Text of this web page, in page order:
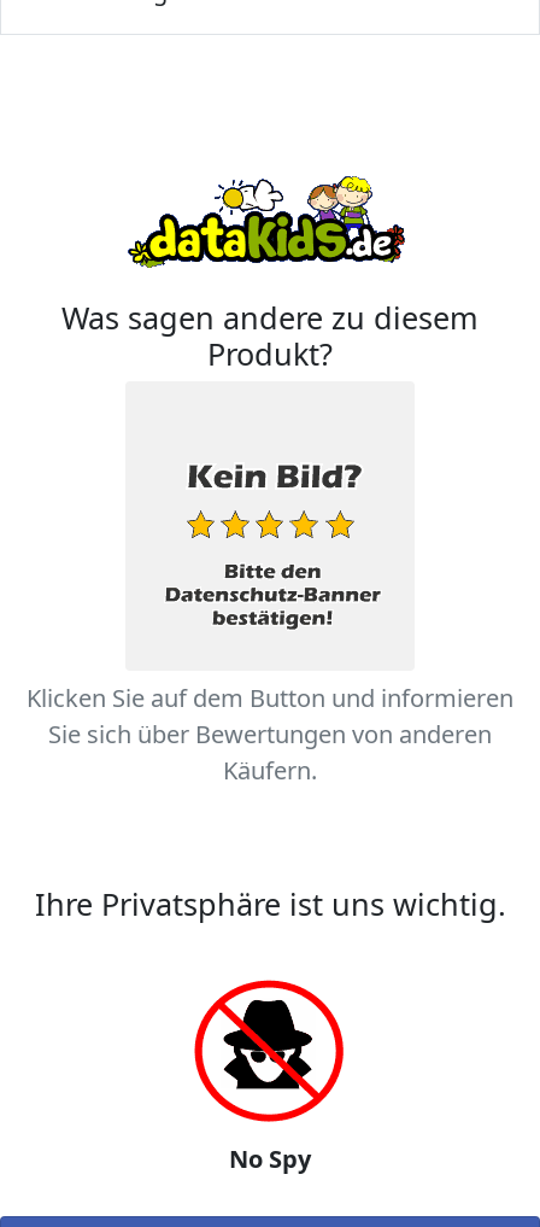
Was sagen andere zu diesem
Produkt?
Klicken Sie auf dem Button und informieren
Sie sich über Bewertungen von anderen
Käufern.
Ihre Privatsphäre ist uns wichtig.
No Spy